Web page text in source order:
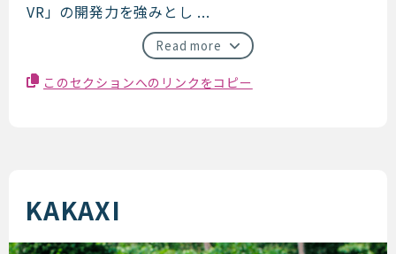
VR」の開発力を強みとし ...
Read more
このセクションへのリンクをコピー
KAKAXI